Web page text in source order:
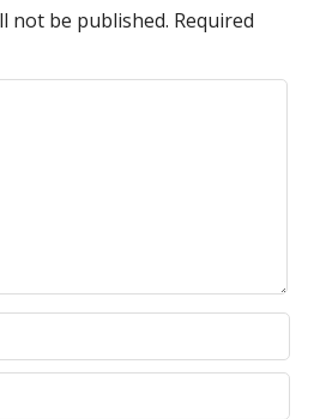
not be published. Required